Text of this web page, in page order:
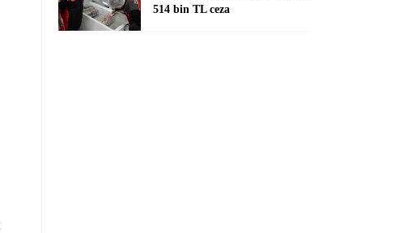
514 bin TL ceza